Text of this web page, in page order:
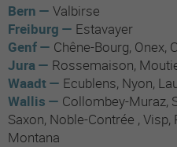
Bern
Valbirse
Freiburg
Estavayer
Genf
Chêne-Bourg Onex
Jura
Rossemaison
Waadt
Ecublens Nyon
Wallis
Collombey-Muraz
Saxon Noble-Contrée Visp
Montana